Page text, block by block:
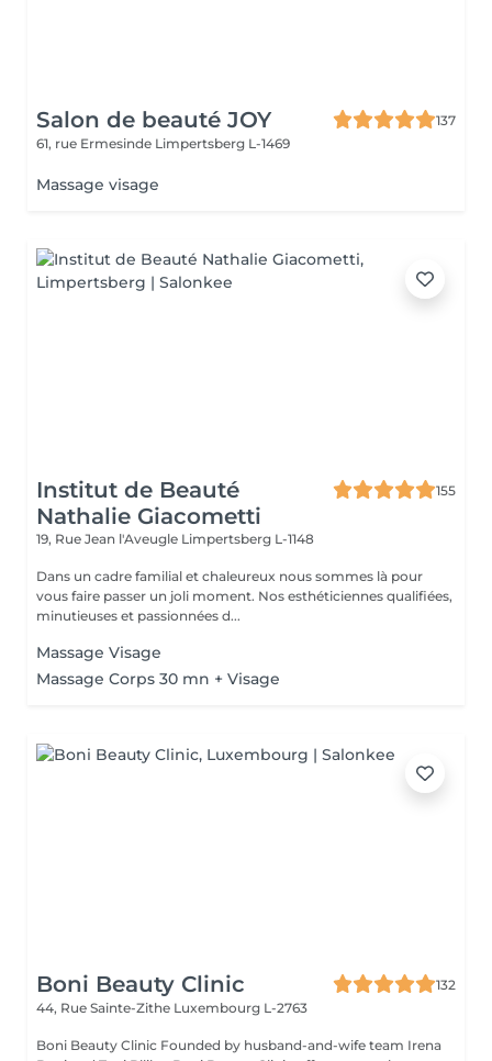
Salon de beauté JOY
137
61, rue Ermesinde Limpertsberg L-1469
Massage visage
Institut de Beauté
Nathalie Giacometti
155
19, Rue Jean l'Aveugle Limpertsberg L-1148
Dans un cadre familial et chaleureux nous sommes là pour
vous faire passer un joli moment. Nos esthéticiennes qualifiées,
minutieuses et passionnées d...
Massage Visage
Massage Corps 30 mn + Visage
Boni Beauty Clinic
132
44, Rue Sainte-Zithe Luxembourg L-2763
Boni Beauty Clinic Founded by husband-and-wife team Irena